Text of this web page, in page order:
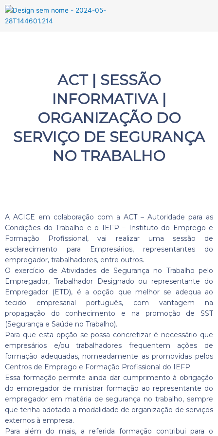
ACT | SESSÃO
INFORMATIVA |
ORGANIZAÇÃO DO
SERVIÇO DE SEGURANÇA
NO TRABALHO
A ACICE em colaboração com a ACT – Autoridade para as
Condições do Trabalho e o IEFP – Instituto do Emprego e
Formação Profissional, vai realizar uma sessão de
esclarecimento para Empresários, representantes do
empregador, trabalhadores, entre outros.
O exercício de Atividades de Segurança no Trabalho pelo
Empregador, Trabalhador Designado ou representante do
Empregador (ETD), é a opção que melhor se adequa ao
tecido empresarial português, com vantagem na
propagação do conhecimento e na promoção de SST
(Segurança e Saúde no Trabalho).
Para que esta opção se possa concretizar é necessário que
empresários e/ou trabalhadores frequentem ações de
formação adequadas, nomeadamente as promovidas pelos
Centros de Emprego e Formação Profissional do IEFP.
Essa formação permite ainda dar cumprimento à obrigação
do empregador de ministrar formação ao representante do
empregador em matéria de segurança no trabalho, sempre
que tenha adotado a modalidade de organização de serviços
externos à empresa.
Para além do mais, a referida formação contribui para o